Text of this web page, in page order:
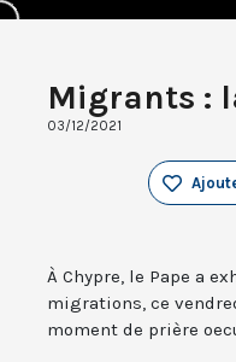
Migrants :
03/12/2021
À Chypre, le Pape a
migrations, ce
moment de prière